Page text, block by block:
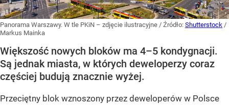
Panorama Warszawy. W tle PKiN – zdjęcie ilustracyjne / Źródło: Shutterstock /
Markus Mainka
Większość nowych bloków ma 4–5 kondygnacji.
Są jednak miasta, w których deweloperzy coraz
częściej budują znacznie wyżej.
Przeciętny blok wznoszony przez deweloperów w Polsce